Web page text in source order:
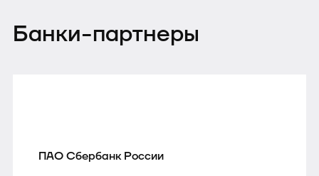
Банки-партнеры
ПАО Сбербанк России